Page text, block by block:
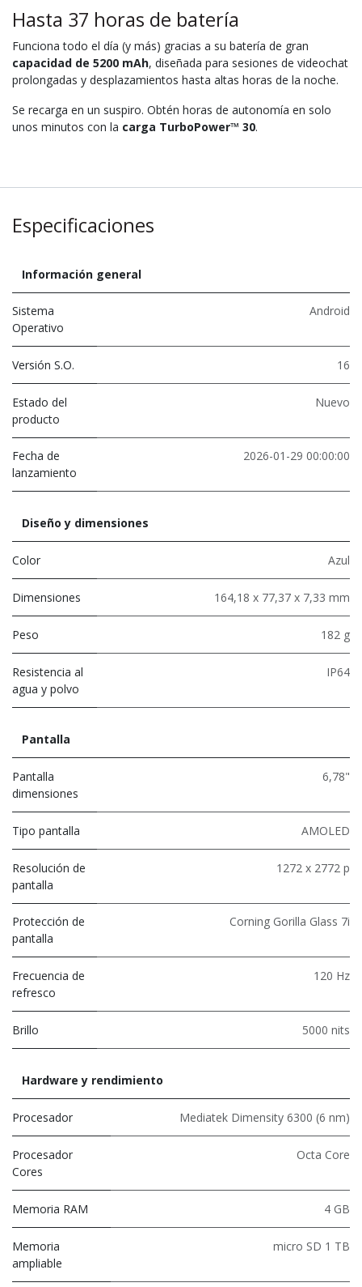
Hasta 37 horas de batería
Funciona todo el día (y más) gracias a su batería de gran
capacidad de 5200 mAh, diseñada para sesiones de videochat
prolongadas y desplazamientos hasta altas horas de la noche.
Se recarga en un suspiro. Obtén horas de autonomía en solo
unos minutos con la carga TurboPower™ 30.
Especificaciones
Información general
Sistema
Operativo
Android
Versión S.O. 16
Estado del
producto
Nuevo
Fecha de
lanzamiento
2026-01-29 00:00:00
Diseño y dimensiones
Color Azul
Dimensiones 164,18 x 77,37 x 7,33 mm
Peso 182 g
Resistencia al
agua y polvo
IP64
Pantalla
Pantalla
dimensiones
6,78"
Tipo pantalla AMOLED
Resolución de
pantalla
1272 x 2772 p
Protección de
pantalla
Corning Gorilla Glass 7i
Frecuencia de
refresco
120 Hz
Brillo 5000 nits
Hardware y rendimiento
Procesador Mediatek Dimensity 6300 (6 nm)
Procesador
Cores
Octa Core
Memoria RAM 4 GB
Memoria
ampliable
micro SD 1 TB